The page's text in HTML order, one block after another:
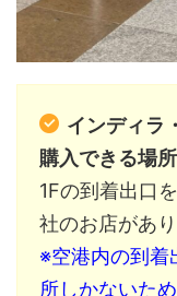
インディラ
購入できる場
1Fの到着出口
社のお店があり
※空港内の到着
所しかないた